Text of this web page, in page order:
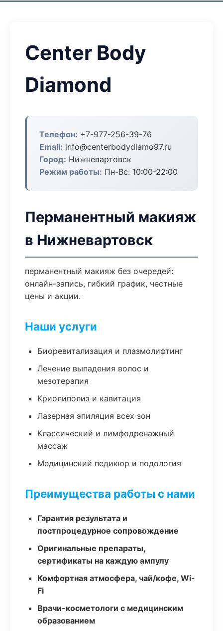
Center Body
Diamond
Телефон: +7-977-256-39-76
Email: info@centerbodydiamo97.ru
Город: Нижневартовск
Режим работы: Пн-Вс: 10:00-22:00
Перманентный макияж
в Нижневартовск
перманентный макияж без очередей:
онлайн-запись, гибкий график, честные
цены и акции.
Наши услуги
Биоревитализация и плазмолифтинг
Лечение выпадения волос и
мезотерапия
Криолиполиз и кавитация
Лазерная эпиляция всех зон
Классический и лимфодренажный
массаж
Медицинский педикюр и подология
Преимущества работы с нами
Гарантия результата и
постпроцедурное сопровождение
Оригинальные препараты,
сертификаты на каждую ампулу
Комфортная атмосфера, чай/кофе, Wi-
Fi
Врачи-косметологи с медицинским
образованием